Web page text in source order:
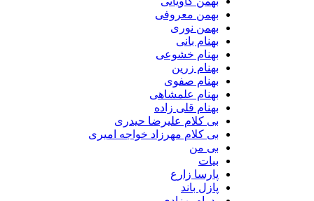
بهمن معروفی
بهمن نوری
بهنام بانی
بهنام خشوعی
بهنام زرین
بهنام صفوی
بهنام علمشاهی
بهنام قلی زاده
بی کلام علیرضا حیدری
بی کلام مهرزاد خواجه امیری
بی من
بیات
پارسا زارع
پازل باند